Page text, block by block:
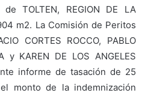
TOLTEN, REGION DE LA
m2. La Comisión de Peritos
CORTES ROCCO, PABLO
y KAREN DE LOS ANGELES
informe de tasación de 25
monto de la indemnización